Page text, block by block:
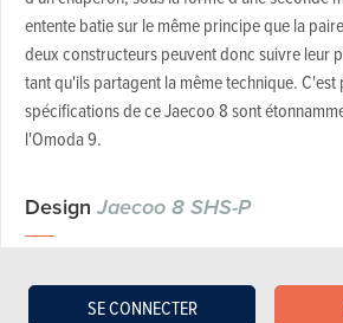
SE CONNECTER
entente batie sur le même principe que la
deux constructeurs peuvent donc suivre leur
tant qu'ils partagent la même technique.
spécifications de ce Jaecoo 8 sont
l'Omoda 9.
DesignJaecoo 8 SHS-P
guère surpris. Du moins, plus tard,